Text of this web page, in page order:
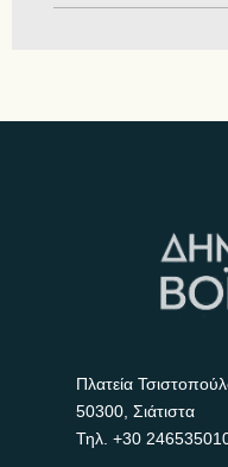
Πλατεία
50300, Σιάτιστα
Τηλ. +30